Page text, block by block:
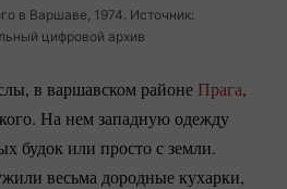
в Варшаве, 1974. Источник:
цифровой архив
в варшавском районе Прага,
На нем западную одежду
будок или просто с земли.
весьма дородные кухарки,